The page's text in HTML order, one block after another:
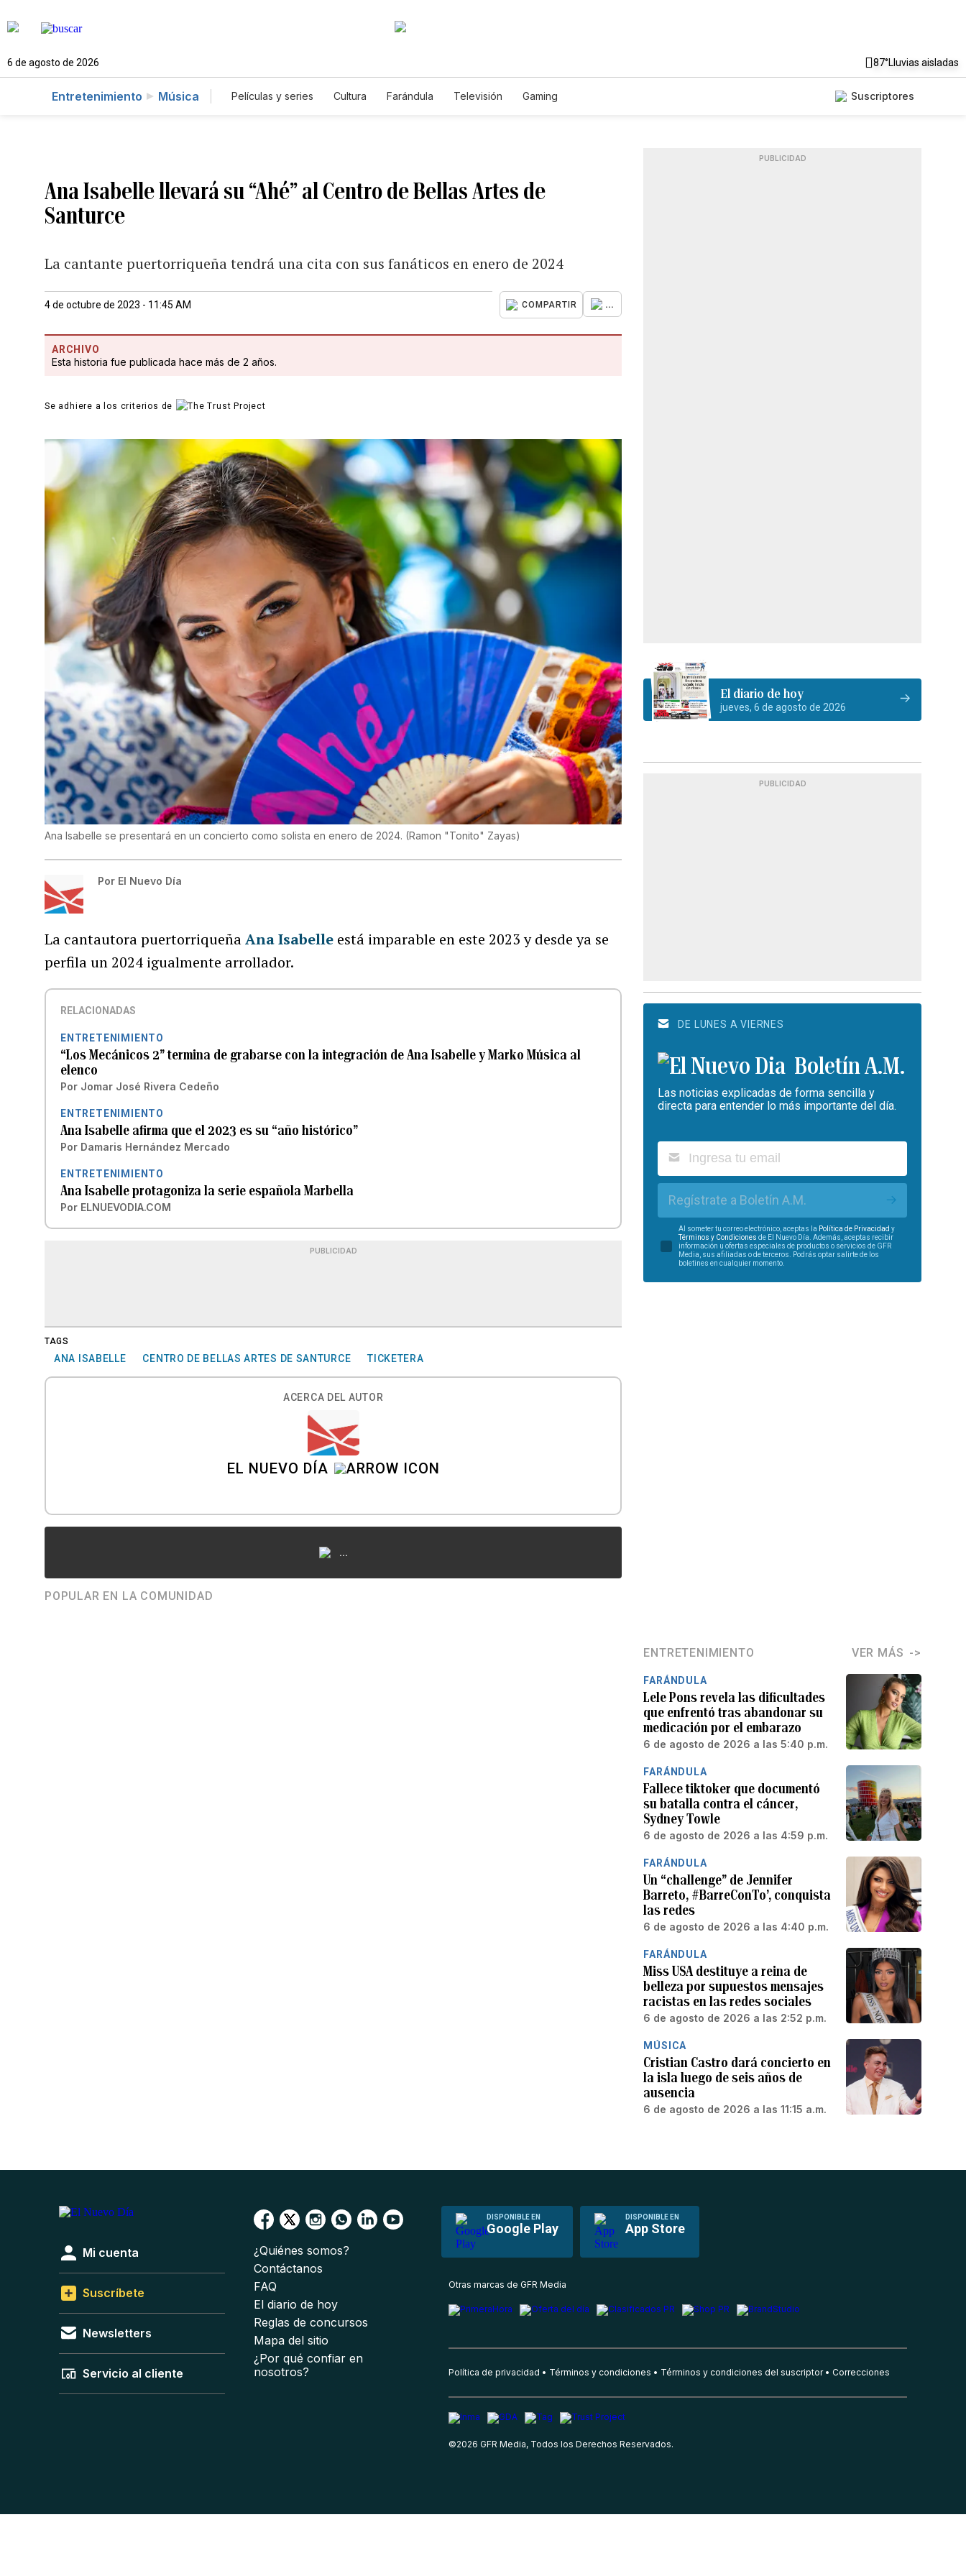
6 de agosto de 2026 87°Lluvias aisladas
Entretenimiento Música Películas y series Cultura Farándula Televisión Gaming Suscriptores
Ana Isabelle llevará su “Ahé” al Centro de Bellas Artes de
Santurce
La cantante puertorriqueña tendrá una cita con sus fanáticos en enero de 2024
4 de octubre de 2023 - 11:45 AM COMPARTIR ...
ARCHIVO
Esta historia fue publicada hace más de 2 años.
Se adhiere a los criterios de
Ana Isabelle se presentará en un concierto como solista en enero de 2024. (Ramon "Tonito" Zayas)
Por El Nuevo Día
La cantautora puertorriqueñaAna Isabelle está imparable en este 2023 y desde ya se
perfila un 2024 igualmente arrollador.
RELACIONADAS
ENTRETENIMIENTO
“Los Mecánicos 2” termina de grabarse con la integración de Ana Isabelle y Marko Música al
elenco
Por Jomar José Rivera Cedeño
ENTRETENIMIENTO
Ana Isabelle afirma que el 2023 es su “año histórico”
Por Damaris Hernández Mercado
ENTRETENIMIENTO
Ana Isabelle protagoniza la serie española Marbella
Por ELNUEVODIA.COM
PUBLICIDAD
TAGS
ANA ISABELLE CENTRO DE BELLAS ARTES DE SANTURCE TICKETERA
ACERCA DEL AUTOR
EL NUEVO DÍA
...
POPULAR EN LA COMUNIDAD
PUBLICIDAD
El diario de hoy
jueves, 6 de agosto de 2026
PUBLICIDAD
DE LUNES A VIERNES
Boletín A.M.
Las noticias explicadas de forma sencilla y
directa para entender lo más importante del día.
Regístrate a Boletín A.M.
Al someter tu correo electrónico, aceptas la Política de Privacidad y
Términos y Condiciones de El Nuevo Día. Además, aceptas recibir
información u ofertas especiales de productos o servicios de GFR
Media, sus afiliadas o de terceros. Podrás optar salirte de los
boletines en cualquier momento.
ENTRETENIMIENTO VER MÁS
FARÁNDULA
Lele Pons revela las dificultades
que enfrentó tras abandonar su
medicación por el embarazo
6 de agosto de 2026 a las 5:40 p.m.
FARÁNDULA
Fallece tiktoker que documentó
su batalla contra el cáncer,
Sydney Towle
6 de agosto de 2026 a las 4:59 p.m.
FARÁNDULA
Un “challenge” de Jennifer
Barreto, #BarreConTo’, conquista
las redes
6 de agosto de 2026 a las 4:40 p.m.
FARÁNDULA
Miss USA destituye a reina de
belleza por supuestos mensajes
racistas en las redes sociales
6 de agosto de 2026 a las 2:52 p.m.
MÚSICA
Cristian Castro dará concierto en
la isla luego de seis años de
ausencia
6 de agosto de 2026 a las 11:15 a.m.
DISPONIBLE EN
Google Play
DISPONIBLE EN
App Store
Mi cuenta
Suscríbete
Newsletters
Servicio al cliente
¿Quiénes somos?
Contáctanos
FAQ
El diario de hoy
Reglas de concursos
Mapa del sitio
¿Por qué confiar en
nosotros?
Otras marcas de GFR Media
Política de privacidad Términos y condiciones Términos y condiciones del suscriptor Correcciones
©2026 GFR Media, Todos los Derechos Reservados.